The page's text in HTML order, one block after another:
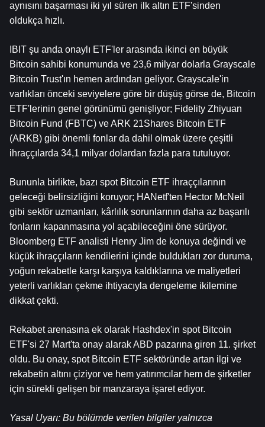
aynısını başarması iki yıl süren ilk altın ETF'sinden
oldukça hızlı.
IBIT şu anda onaylı ETF'ler arasında ikinci en büyük
Bitcoin sahibi konumunda ve 23,6 milyar dolarla Grayscale
Bitcoin Trust'ın hemen ardından geliyor. Grayscale'in
varlıkları önceki seviyelere göre bir düşüş görse de, Bitcoin
ETF'lerinin genel görünümü genişliyor; Fidelity Zhiyuan
Bitcoin Fund (FBTC) ve ARK 21Shares Bitcoin ETF
(ARKB) gibi önemli fonlar da dahil olmak üzere çeşitli
ihraççılarda 34,1 milyar dolardan fazla para tutuluyor.
Bununla birlikte, bazı spot Bitcoin ETF ihraççılarının
geleceği belirsizliğini koruyor; HANetf'ten Hector McNeil
gibi sektör uzmanları, kârlılık sorunlarının daha az başarılı
fonların kapanmasına yol açabileceğini öne sürüyor.
Bloomberg ETF analisti Henry Jim de konuya değindi ve
küçük ihraççıların kendilerini içinde buldukları zor duruma,
yoğun rekabetle karşı karşıya kaldıklarına ve maliyetleri
yeterli varlıkları çekme ihtiyacıyla dengeleme ikilemine
dikkat çekti.
Rekabet arenasına ek olarak Hashdex'in spot Bitcoin
ETF'si 27 Mart'ta onay alarak ABD pazarına giren 11. şirket
oldu. Bu onay, spot Bitcoin ETF sektöründe artan ilgi ve
rekabetin altını çiziyor ve hem yatırımcılar hem de şirketler
için sürekli gelişen bir manzaraya işaret ediyor.
Yasal Uyarı: Bu bölümde verilen bilgiler yalnızca